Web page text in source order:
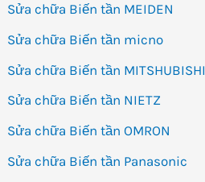
Sửa chữa Biến tần MEIDEN
Sửa chữa Biến tần micno
Sửa chữa Biến tần MITSHUBISHI
Sửa chữa Biến tần NIETZ
Sửa chữa Biến tần OMRON
Sửa chữa Biến tần Panasonic